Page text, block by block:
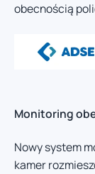
obecnością
Monitoring
Nowy system
kamer